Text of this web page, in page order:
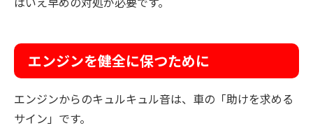
エンジンを健全に保つために
エンジンからのキュルキュル音は、車の「助けを求める
サイン」です。